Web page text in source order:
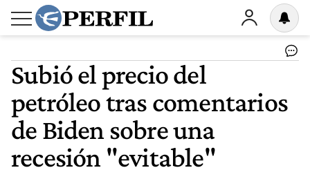
Subió el precio del
petróleo tras comentarios
de Biden sobre una
recesión "evitable"